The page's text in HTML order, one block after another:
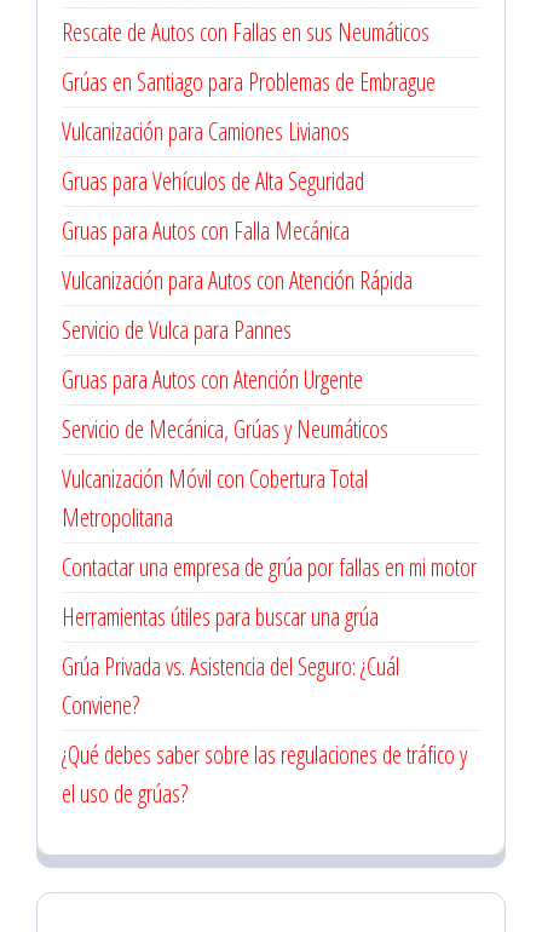
Rescate de Autos con Fallas en sus Neumáticos
Grúas en Santiago para Problemas de Embrague
Vulcanización para Camiones Livianos
Gruas para Vehículos de Alta Seguridad
Gruas para Autos con Falla Mecánica
Vulcanización para Autos con Atención Rápida
Servicio de Vulca para Pannes
Gruas para Autos con Atención Urgente
Servicio de Mecánica, Grúas y Neumáticos
Vulcanización Móvil con Cobertura Total
Metropolitana
Contactar una empresa de grúa por fallas en mi motor
Herramientas útiles para buscar una grúa
Grúa Privada vs. Asistencia del Seguro: ¿Cuál
Conviene?
¿Qué debes saber sobre las regulaciones de tráfico y
el uso de grúas?